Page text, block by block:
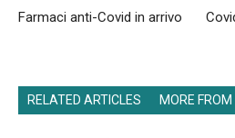
Farmaci anti-Covid in arrivo
RELATED ARTICLES MORE